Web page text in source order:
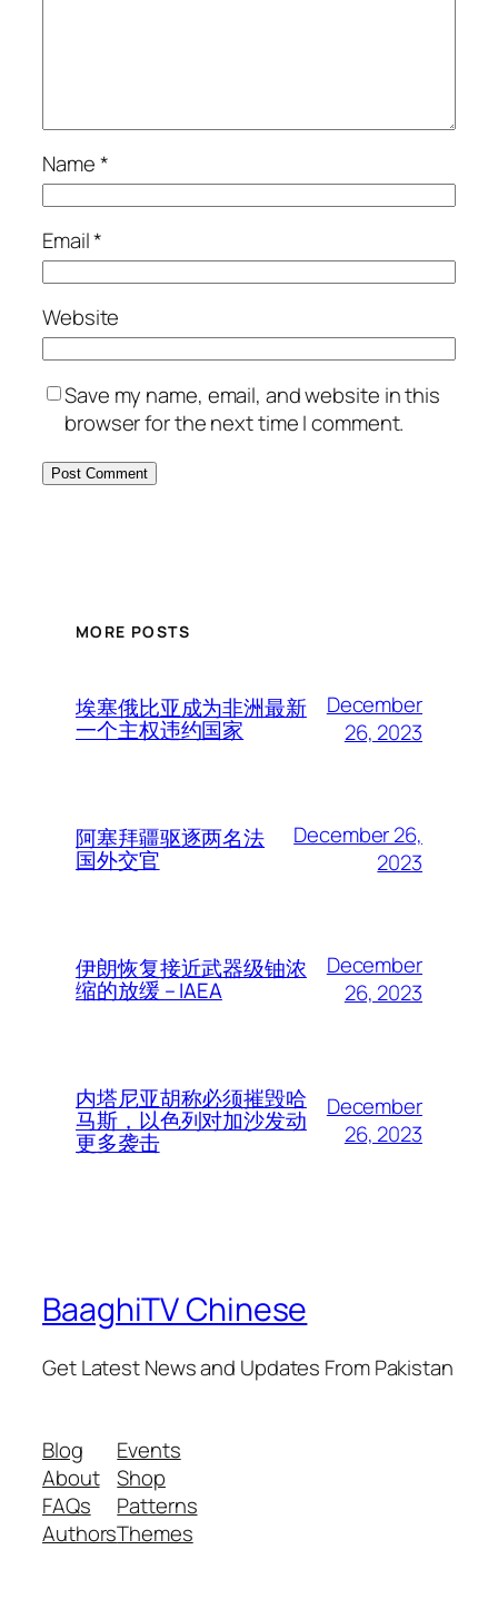
Name*
Email*
Website
Save my name, email, and website in this
browser for the next time I comment.
MORE POSTS
埃塞俄比亚成为非洲最新
一个主权违约国家
December
26, 2023
阿塞拜疆驱逐两名法
国外交官
December 26,
2023
伊朗恢复接近武器级铀浓
缩的放缓 – IAEA
December
26, 2023
内塔尼亚胡称必须摧毁哈
马斯，以色列对加沙发动
更多袭击
December
26, 2023
BaaghiTV Chinese
Get Latest News and Updates From Pakistan
Blog
About
FAQs
Authors
Events
Shop
Patterns
Themes